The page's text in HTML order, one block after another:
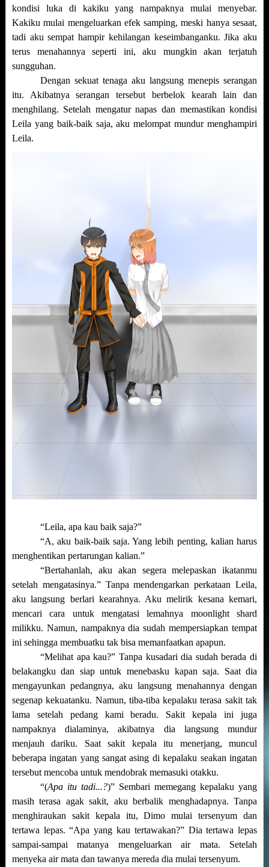
kondisi luka di kakiku yang nampaknya mulai menyebar.
Kakiku mulai mengeluarkan efek samping, meski hanya sesaat,
tadi aku sempat hampir kehilangan keseimbanganku. Jika aku
terus menahannya seperti ini, aku mungkin akan terjatuh
sungguhan.
Dengan sekuat tenaga aku langsung menepis serangan
itu. Akibatnya serangan tersebut berbelok kearah lain dan
menghilang. Setelah mengatur napas dan memastikan kondisi
Leila yang baik-baik saja, aku melompat mundur menghampiri
Leila.
“Leila, apa kau baik saja?”
“A, aku baik-baik saja. Yang lebih penting, kalian harus
menghentikan pertarungan kalian.”
“Bertahanlah, aku akan segera melepaskan ikatanmu
setelah mengatasinya.” Tanpa mendengarkan perkataan Leila,
aku langsung berlari kearahnya. Aku melirik kesana kemari,
mencari cara untuk mengatasi lemahnya moonlight shard
milikku. Namun, nampaknya dia sudah mempersiapkan tempat
ini sehingga membuatku tak bisa memanfaatkan apapun.
“Melihat apa kau?” Tanpa kusadari dia sudah berada di
belakangku dan siap untuk menebasku kapan saja. Saat dia
mengayunkan pedangnya, aku langsung menahannya dengan
segenap kekuatanku. Namun, tiba-tiba kepalaku terasa sakit tak
lama setelah pedang kami beradu. Sakit kepala ini juga
nampaknya dialaminya, akibatnya dia langsung mundur
menjauh dariku. Saat sakit kepala itu menerjang, muncul
beberapa ingatan yang sangat asing di kepalaku seakan ingatan
tersebut mencoba untuk mendobrak memasuki otakku.
“(Apa itu tadi...?)” Sembari memegang kepalaku yang
masih terasa agak sakit, aku berbalik menghadapnya. Tanpa
menghiraukan sakit kepala itu, Dimo mulai tersenyum dan
tertawa lepas. “Apa yang kau tertawakan?” Dia tertawa lepas
sampai-sampai matanya mengeluarkan air mata. Setelah
menyeka air mata dan tawanya mereda dia mulai tersenyum.